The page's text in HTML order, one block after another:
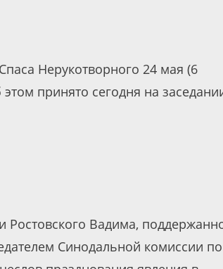
Нерукотворного 24 мая (6
принято сегодня на
Ростовского Вадима,
Синодальной комиссии по